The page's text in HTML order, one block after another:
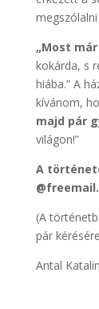
„Most
kokárda, s
hiába.” A
kívánom,
majd pár
világon!”
A
(A
pár
Antal